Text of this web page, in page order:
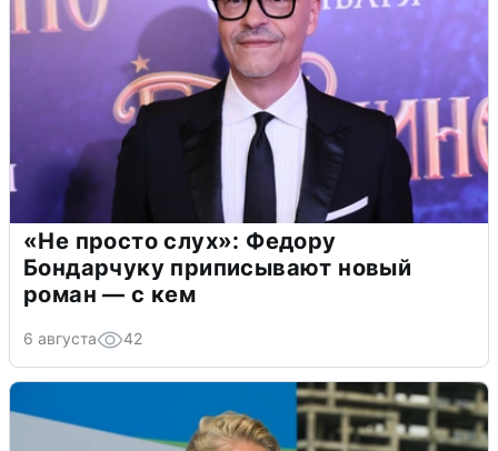
«Не просто слух»: Федору
Бондарчуку приписывают новый
роман — с кем
6 августа 42